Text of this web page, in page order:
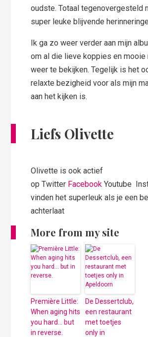
oudste. Totaal tegenovergesteld
super leuke blijvende
Ik ga zo weer verder aan mijn
om al die lieve koppies en mooie
weer te bekijken. Tegelijk is het
relaxte bezigheid voor als mijn
aan het kijken is.
Liefs Olivette
Olivette is ook actief
op Twitter Facebook Youtube
vinden het superleuk als je een
achterlaat
More from my site
Première Little:
When aging hits
you hard… but
in reverse.
De Dessertclub,
een restaurant
met toetjes
only in